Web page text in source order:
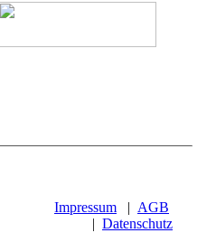
Impressum | AGB
| Datenschutz